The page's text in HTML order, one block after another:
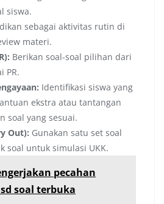
siswa.
sebagai aktivitas rutin di
materi.
Berikan soal-soal pilihan dari
PR.
Identifikasi siswa yang
ekstra atau tantangan
soal yang sesuai.
Out): Gunakan satu set soal
soal untuk simulasi UKK.
pecahan
soal terbuka